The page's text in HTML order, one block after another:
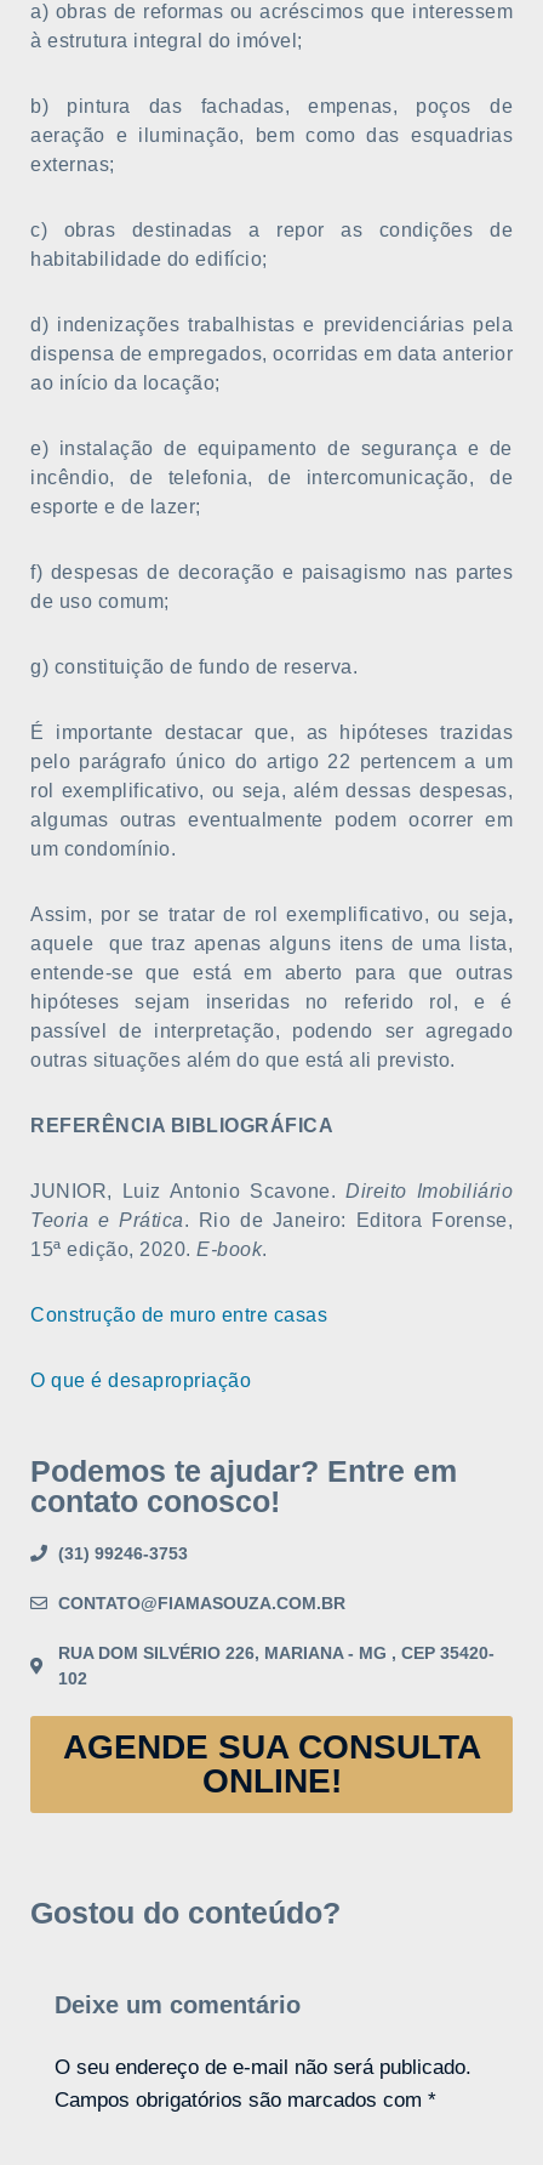
a) obras de reformas ou acréscimos que interessem
à estrutura integral do imóvel;
b) pintura das fachadas, empenas, poços de
aeração e iluminação, bem como das esquadrias
externas;
c) obras destinadas a repor as condições de
habitabilidade do edifício;
d) indenizações trabalhistas e previdenciárias pela
dispensa de empregados, ocorridas em data anterior
ao início da locação;
e) instalação de equipamento de segurança e de
incêndio, de telefonia, de intercomunicação, de
esporte e de lazer;
f) despesas de decoração e paisagismo nas partes
de uso comum;
g) constituição de fundo de reserva.
É importante destacar que, as hipóteses trazidas
pelo parágrafo único do artigo 22 pertencem a um
rol exemplificativo, ou seja, além dessas despesas,
algumas outras eventualmente podem ocorrer em
um condomínio.
Assim, por se tratar de rol exemplificativo, ou seja,
aquele que traz apenas alguns itens de uma lista,
entende-se que está em aberto para que outras
hipóteses sejam inseridas no referido rol, e é
passível de interpretação, podendo ser agregado
outras situações além do que está ali previsto.
REFERÊNCIA BIBLIOGRÁFICA
JUNIOR, Luiz Antonio Scavone. Direito Imobiliário
Teoria e Prática. Rio de Janeiro: Editora Forense,
15ª edição, 2020. E-book.
Construção de muro entre casas
O que é desapropriação
Podemos te ajudar? Entre em
contato conosco!
(31) 99246-3753
CONTATO@FIAMASOUZA.COM.BR
RUA DOM SILVÉRIO 226, MARIANA - MG , CEP 35420-
102
AGENDE SUA CONSULTA
ONLINE!
Gostou do conteúdo?
Deixe um comentário
O seu endereço de e-mail não será publicado.
Campos obrigatórios são marcados com *